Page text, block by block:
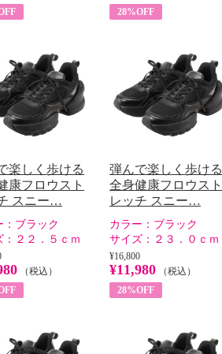
28%OFF
楽しく歩ける
康フロウスト
スニー…
ブラック
２２．５ｃｍ
（税込）
弾んで楽しく歩ける
全身健康フロウスト
レッチ スニー…
カラー： ブラック
サイズ： ２３．０ｃｍ
¥16,800
¥11,980
（税込）
28%OFF